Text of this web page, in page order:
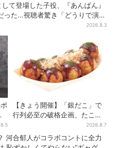
して登場した子役、『あんぱん』
った…視聴者驚き「どうりで演技
2026.8.3
【きょう開催】「銀だこ」で
行列必至の破格企画、たこ焼
き1舟が88円に「今年こそ…」
2026.8.7
河合郁人がコラボコントに全力